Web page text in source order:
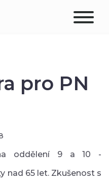
NÁS
pro PN
oddělení 9 a 10 -
nad 65 let. Zkušenost s